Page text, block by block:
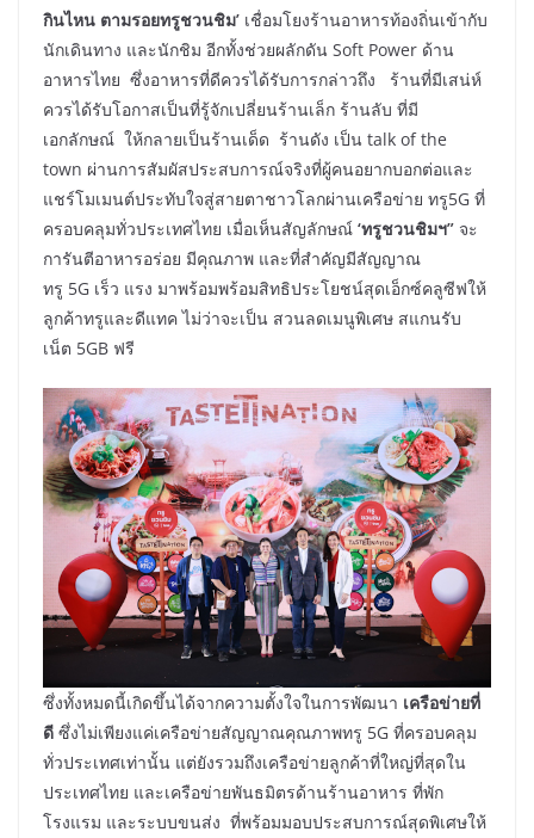
กินไหน ตามรอยทรูชวนชิม’ เชื่อมโยงร้านอาหารท้องถิ่นเข้ากับ
นักเดินทาง และนักชิม อีกทั้งช่วยผลักดัน Soft Power ด้าน
อาหารไทย ซึ่งอาหารที่ดีควรได้รับการกล่าวถึง ร้านที่มีเสน่ห์
ควรได้รับโอกาสเป็นที่รู้จักเปลี่ยนร้านเล็ก ร้านลับ ที่มี
เอกลักษณ์ ให้กลายเป็นร้านเด็ด ร้านดัง เป็น talk of the
town ผ่านการสัมผัสประสบการณ์จริงที่ผู้คนอยากบอกต่อและ
แชร์โมเมนต์ประทับใจสู่สายตาชาวโลกผ่านเครือข่าย ทรู5G ที่
ครอบคลุมทั่วประเทศไทย เมื่อเห็นสัญลักษณ์ ‘ทรูชวนชิมฯ” จะ
การันตีอาหารอร่อย มีคุณภาพ และที่สำคัญมีสัญญาณ
ทรู 5G เร็ว แรง มาพร้อมพร้อมสิทธิประโยชน์สุดเอ็กซ์คลูซีฟให้
ลูกค้าทรูและดีแทค ไม่ว่าจะเป็น สวนลดเมนูพิเศษ สแกนรับ
เน็ต 5GB ฟรี
ซึ่งทั้งหมดนี้เกิดขึ้นได้จากความตั้งใจในการพัฒนา เครือข่ายที่
ดี ซึ่งไม่เพียงแค่เครือข่ายสัญญาณคุณภาพทรู 5G ที่ครอบคลุม
ทั่วประเทศเท่านั้น แต่ยังรวมถึงเครือข่ายลูกค้าที่ใหญ่ที่สุดใน
ประเทศไทย และเครือข่ายพันธมิตรด้านร้านอาหาร ที่พัก
โรงแรม และระบบขนส่ง ที่พร้อมมอบประสบการณ์สุดพิเศษให้